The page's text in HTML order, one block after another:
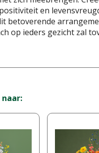
en
betoverende
op ieders gezicht zal
naar: